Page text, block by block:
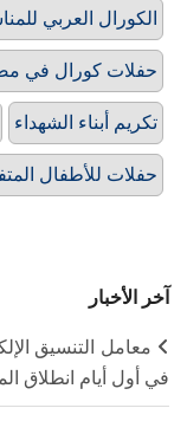
الكورال العربي
حفلات كورال في
تكريم أبناء الشهداء
حفلات للأطفال
آخر الأخبار
في أول أيام انطلاق